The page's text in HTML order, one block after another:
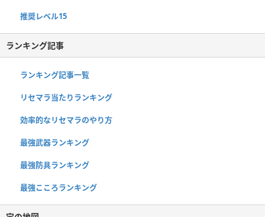
推奨レベル15
ランキング記事
ランキング記事一覧
リセマラ当たりランキング
効率的なリセマラのやり方
最強武器ランキング
最強防具ランキング
最強こころランキング